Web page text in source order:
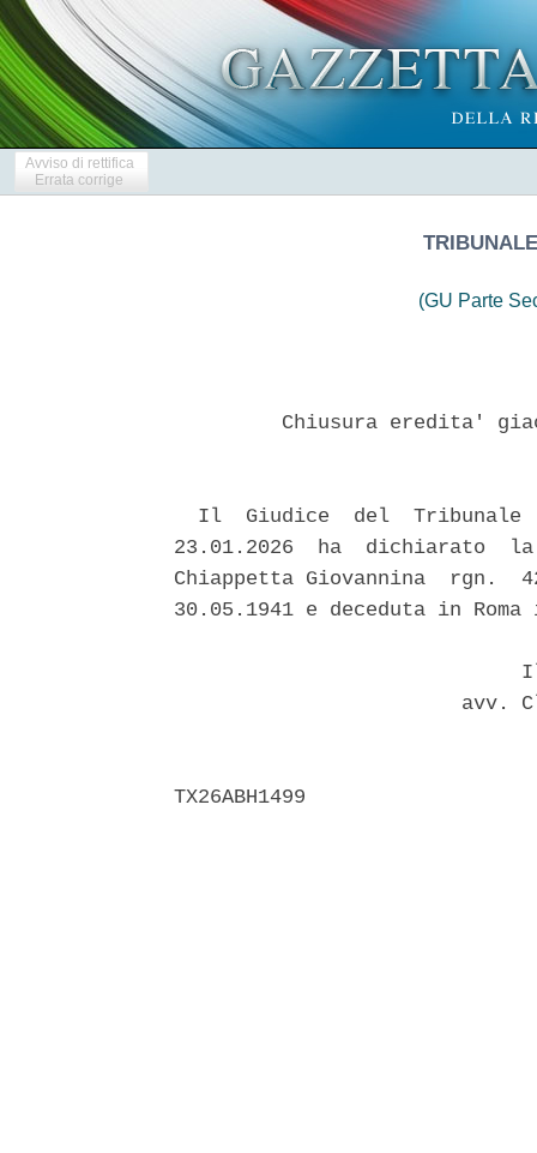
Avviso di rettifica
Errata corrige
(GU Parte
Chiusura eredita'
Il  Giudice  del  Tribunale
23.01.2026  ha  dichiarato
Chiappetta Giovannina  rgn.
30.05.1941 e deceduta in
avv.